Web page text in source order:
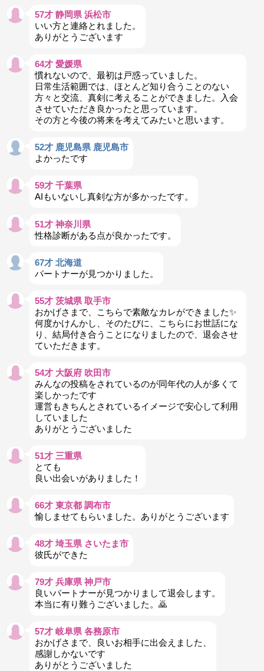
57才 静岡県 浜松市
いい方と連絡とれました。
ありがとうございます
64才 愛媛県
慣れないので、最初は戸惑っていました。
日常生活範囲では、ほとんど知り合うことのない
方々と交流、真剣に考えることができました。入会
させていただき良かったと思っています。
その方と今後の将来を考えてみたいと思います。
52才 鹿児島県 鹿児島市
よかったです
59才 千葉県
AIもいないし真剣な方が多かったです。
51才 神奈川県
性格診断がある点が良かったです。
67才 北海道
パートナーが見つかりました。
55才 茨城県 取手市
おかげさまで、こちらで素敵なカレができました✨
何度かけんかし、そのたびに、こちらにお世話にな
り、結局付き合うことになりましたので、退会させ
ていただきます。
54才 大阪府 吹田市
みんなの投稿をされているのが同年代の人が多くて
楽しかったです
運営もきちんとされているイメージで安心して利用
していました
ありがとうございました
51才 三重県
とても
良い出会いがありました！
66才 東京都 調布市
愉しませてもらいました。ありがとうございます
48才 埼玉県 さいたま市
彼氏ができた
79才 兵庫県 神戸市
良いパートナーが見つかりまして退会します。
本当に有り難うございました。🙇
57才 岐阜県 各務原市
おかげさまで、良いお相手に出会えました、
感謝しかないです
ありがとうございました